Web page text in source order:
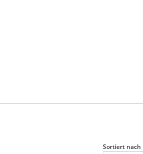
Sortiert nach